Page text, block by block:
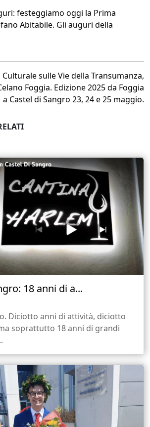
festeggiamo oggi la Prima
Abitabile. Gli auguri della
sulle Vie della Transumanza,
Foggia. Edizione 2025 da Foggia
a Castel di Sangro 23, 24 e 25 maggio.
18 anni di a...
Diciotto anni di attività, diciotto
soprattutto 18 anni di grandi